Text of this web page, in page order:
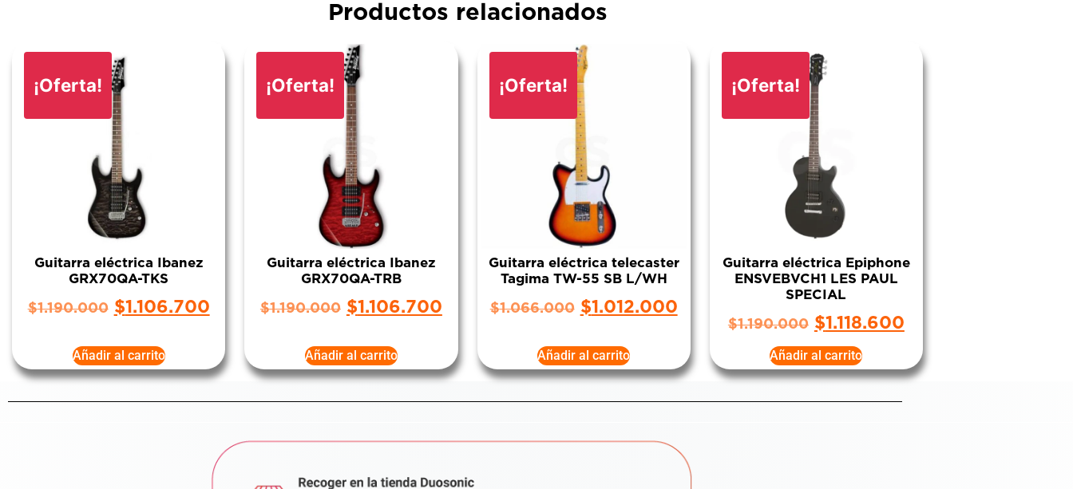
Productos relacionados
¡Oferta!
Guitarra eléctrica Ibanez
GRX70QA-TKS
$1.190.000 $1.106.700
Añadir al carrito
¡Oferta!
Guitarra eléctrica Ibanez
GRX70QA-TRB
$1.190.000 $1.106.700
Añadir al carrito
¡Oferta!
Guitarra eléctrica telecaster
Tagima TW-55 SB L/WH
$1.066.000 $1.012.000
Añadir al carrito
¡Oferta!
Guitarra eléctrica Epiphone
ENSVEBVCH1 LES PAUL
SPECIAL
$1.190.000 $1.118.600
Añadir al carrito